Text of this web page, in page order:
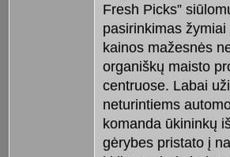
Fresh Picks”
pasirinkimas
kainos mažesnės
organiškų maisto
centruose. Labai
neturintiems
komanda ūkininkų
gėrybes pristato į